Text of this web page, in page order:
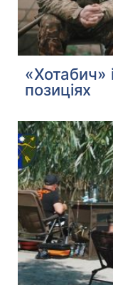
«Хотабич»
позиціях